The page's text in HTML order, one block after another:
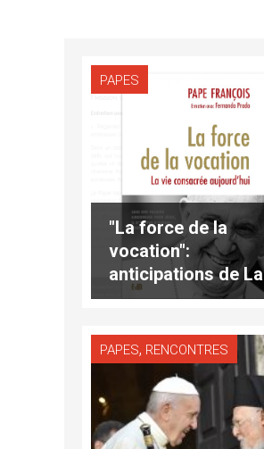
PAPES
"La force de la
vocation":
anticipations de La
Stampa
PAPES, RENCONTRES